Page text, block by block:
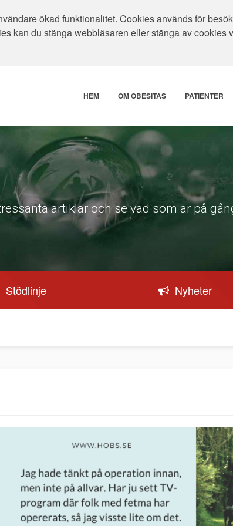
ökad funktionalitet. Cookies används för
kan du stänga webbläsaren eller stänga av cookies
HEM OM OBESITAS PATIENTER
artiklar och se vad som är på
Stödlinje Nyheter